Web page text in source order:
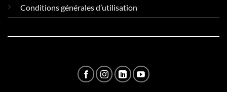
Conditions générales d’utilisation